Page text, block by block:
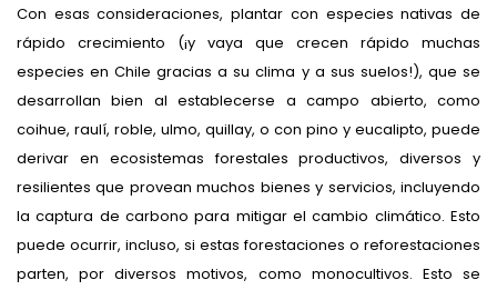
Con esas consideraciones, plantar con especies nativas de
rápido crecimiento (¡y vaya que crecen rápido muchas
especies en Chile gracias a su clima y a sus suelos!), que se
desarrollan bien al establecerse a campo abierto, como
coihue, raulí, roble, ulmo, quillay, o con pino y eucalipto, puede
derivar en ecosistemas forestales productivos, diversos y
resilientes que provean muchos bienes y servicios, incluyendo
la captura de carbono para mitigar el cambio climático. Esto
puede ocurrir, incluso, si estas forestaciones o reforestaciones
parten, por diversos motivos, como monocultivos. Esto se